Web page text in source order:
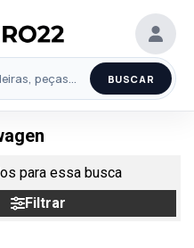
BUSCAR
para essa busca
Filtrar